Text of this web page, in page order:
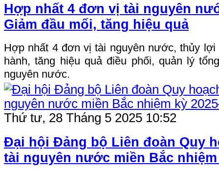
Hợp nhất 4 đơn vị tài nguyên
Giảm đầu mối, tăng hiệu quả
Hợp nhất 4 đơn vị tài nguyên nước, thủy lợi
hành, tăng hiệu quả điều phối, quản lý
nguyên nước.
Thứ tư, 28 Tháng 5 2025 10:52
Đại hội Đảng bộ Liên đoàn Quy
tài nguyên nước miền Bắc nhiệm